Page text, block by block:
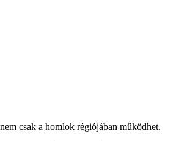
csak a homlok régiójában működhet.